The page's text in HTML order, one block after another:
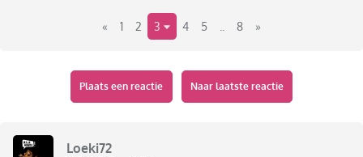
« 1 2 3 4 5 8 »
Plaats een reactie Naar laatste reactie
Loeki72